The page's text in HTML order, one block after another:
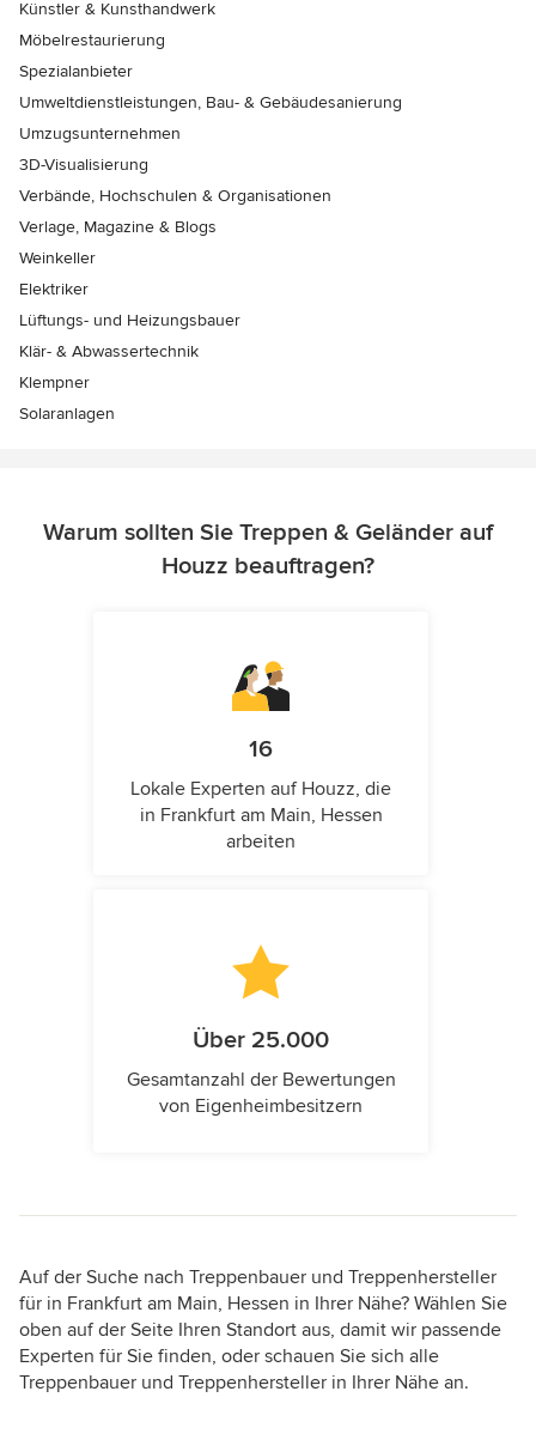
Künstler & Kunsthandwerk
Möbelrestaurierung
Spezialanbieter
Umweltdienstleistungen, Bau- & Gebäudesanierung
Umzugsunternehmen
3D-Visualisierung
Verbände, Hochschulen & Organisationen
Verlage, Magazine & Blogs
Weinkeller
Elektriker
Lüftungs- und Heizungsbauer
Klär- & Abwassertechnik
Klempner
Solaranlagen
Warum sollten Sie Treppen & Geländer auf
Houzz beauftragen?
16
Lokale Experten auf Houzz, die
in Frankfurt am Main, Hessen
arbeiten
Über 25.000
Gesamtanzahl der Bewertungen
von Eigenheimbesitzern
Auf der Suche nach Treppenbauer und Treppenhersteller
für in Frankfurt am Main, Hessen in Ihrer Nähe? Wählen Sie
oben auf der Seite Ihren Standort aus, damit wir passende
Experten für Sie finden, oder schauen Sie sich alle
Treppenbauer und Treppenhersteller in Ihrer Nähe an.